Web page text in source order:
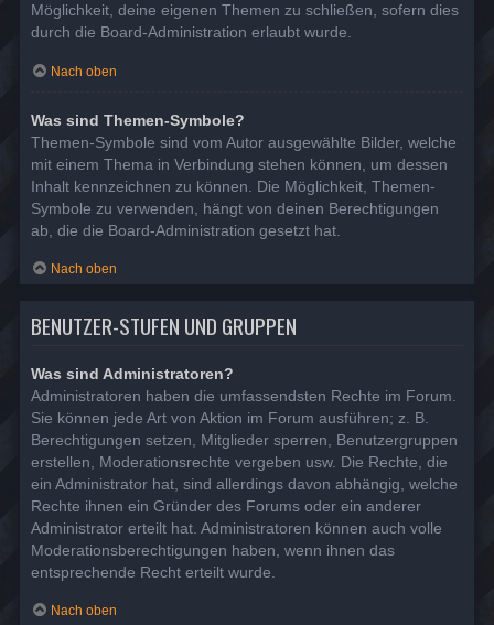
Möglichkeit, deine eigenen Themen zu schließen, sofern dies
durch die Board-Administration erlaubt wurde.
Nach oben
Was sind Themen-Symbole?
Themen-Symbole sind vom Autor ausgewählte Bilder, welche
mit einem Thema in Verbindung stehen können, um dessen
Inhalt kennzeichnen zu können. Die Möglichkeit, Themen-
Symbole zu verwenden, hängt von deinen Berechtigungen
ab, die die Board-Administration gesetzt hat.
Nach oben
BENUTZER-STUFEN UND GRUPPEN
Was sind Administratoren?
Administratoren haben die umfassendsten Rechte im Forum.
Sie können jede Art von Aktion im Forum ausführen; z. B.
Berechtigungen setzen, Mitglieder sperren, Benutzergruppen
erstellen, Moderationsrechte vergeben usw. Die Rechte, die
ein Administrator hat, sind allerdings davon abhängig, welche
Rechte ihnen ein Gründer des Forums oder ein anderer
Administrator erteilt hat. Administratoren können auch volle
Moderationsberechtigungen haben, wenn ihnen das
entsprechende Recht erteilt wurde.
Nach oben